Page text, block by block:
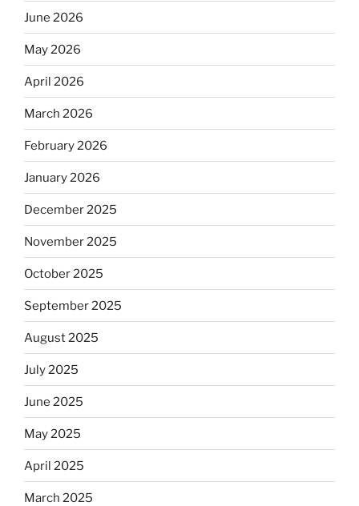
June 2026
May 2026
April 2026
March 2026
February 2026
January 2026
December 2025
November 2025
October 2025
September 2025
August 2025
July 2025
June 2025
May 2025
April 2025
March 2025